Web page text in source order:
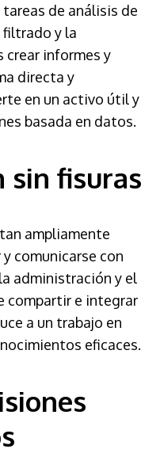
tareas de análisis de
filtrado y la
crear informes y
directa y
en un activo útil y
basada en datos.
sin fisuras
ampliamente
comunicarse con
administración y el
compartir e integrar
a un trabajo en
eficaces.